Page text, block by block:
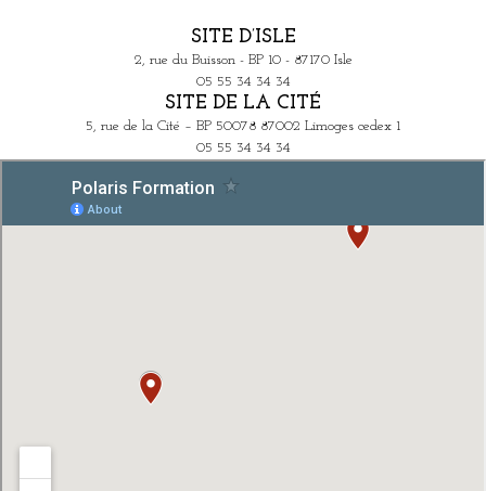
SITE D’ISLE
2, rue du Buisson - BP 10 - 87170 Isle
05 55 34 34 34
SITE DE LA CITÉ
5, rue de la Cité – BP 50078 87002 Limoges cedex 1
05 55 34 34 34